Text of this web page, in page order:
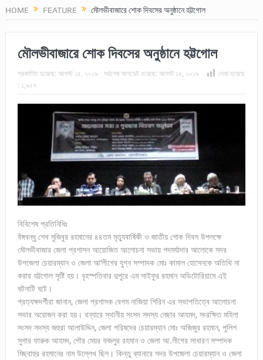
HOME FEATURE মৌলভীবাজারে শোক দিবসের অনুষ্ঠানে হট্টগোল
মৌলভীবাজারে শোক দিবসের অনুষ্ঠানে হট্টগোল
প্রকাশিত হয়েছে: আগস্ট ১৫, ২০১৯ সর্বশেষ আপডেট হয়েছে: আগস্ট ১৫, ২০১৯
দেখা হয়েছে
: ১,৯৫৭
বিবিশেষ প্রতিনিধিঃ
বঁঙ্গবন্ধু শেখ মুজিবুর রহমানের ৪৪তম মৃত্যুবার্ষিকী ও জাতীয় শোক দিবস উপলক্ষে
মৌলভীবাজার জেলা প্রশাসন আয়োজিত আলোচনা সভায় পদমর্যাদার আলোকে সদর
উপজেলা চেয়ারম্যান ও জেলা আ’লীগের যুগ্ন সম্পাদক মোঃ কামাল হোসেনকে অতিথি না
করায় হট্টগোল সৃষ্টি হয়। বৃহস্পতিবার দুপুরে এম সাইফুর রহমান অডিটোরিয়ামে এই
ঘটনাটি ঘটে।
প্রত্যক্ষদর্শীরা জানান, জেলা প্রশাসক বেগম নাজিয়া শিরিন এর সভাপতিত্বে আলোচনা
সভার অয়োজন করা হয়। বন্যারে স্থানীয় সংসদ সদস্য নেছার আহমদ, সংরক্ষিত মহিলা
সংসদ সদস্য জহুরা আলাউদ্দিন, জেলা পরিষদের চেয়ারম্যান মোঃ অজিজুর রহমান, পুলিশ
সুপার ফারুক আহমদ, পৌর মেয়র ফজলুর রহমান ও জেলা আ.লীগের সাধারণ সম্পাদক
মিছবাহুর রহমানের নাম উল্লেখ ছিল। কিন্তু ব্যানারে সদর উপজেলা চেয়ারম্যান ও জেলা